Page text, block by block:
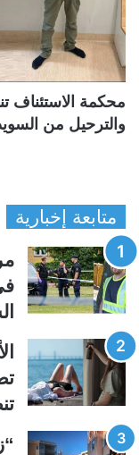
محكمة
والترحيل من
متابعة إخبارية